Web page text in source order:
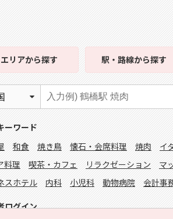
エリアから探す 駅・路線から探す
ーワード
和食 焼き鳥 懐石・会席料理 焼肉 イ
料理
喫茶・カフェ リラクゼーション マ
スホテル
内科 小児科 動物病院 会計事
ログイン